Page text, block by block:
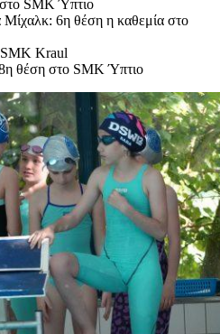
SMK Ύπτιο
Μίχαλκ: 6η θέση η καθεμία στο
SMK Kraul
θέση στο SMK Ύπτιο